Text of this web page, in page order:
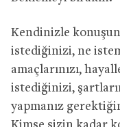
Kendinizle
istediğinizi, ne
amaçlarınızı,
istediğinizi,
yapmanız